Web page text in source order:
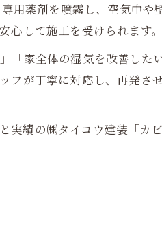
用薬剤を噴霧し、空気中
して施工を受けられます。
家全体の湿気を改善した
が丁寧に対応し、再発さ
績の㈱タイコウ建装「カビ